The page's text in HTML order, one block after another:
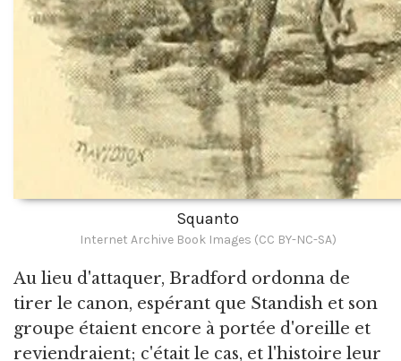
Squanto
Internet Archive Book Images (CC BY-NC-SA)
Au lieu d'attaquer, Bradford ordonna de
tirer le canon, espérant que Standish et son
groupe étaient encore à portée d'oreille et
reviendraient; c'était le cas, et l'histoire leur